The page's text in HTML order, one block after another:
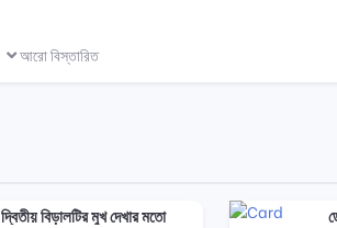
আরো বিস্তারিত
দ্বিতীয় বিড়ালটির মুখ দেখার মতো